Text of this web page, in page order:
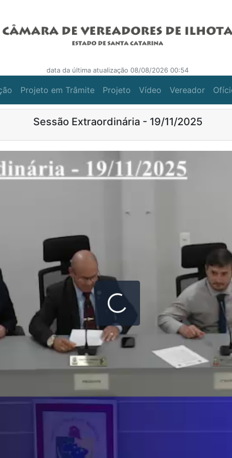
data da última atualização 08/08/2026 00:54
Projeto em Trâmite Projeto Vídeo Vereador
Sessão Extraordinária - 19/11/2025